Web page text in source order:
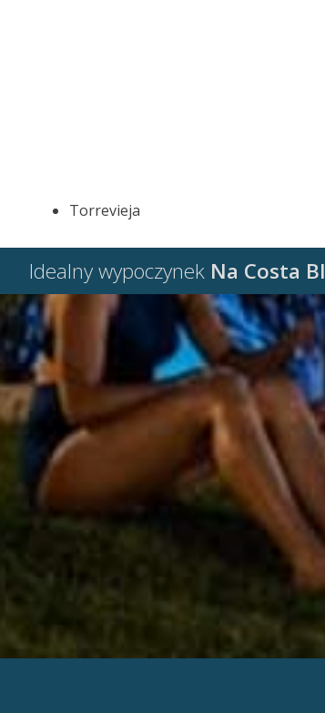
Torrevieja
Idealny wypoczynek Na Costa